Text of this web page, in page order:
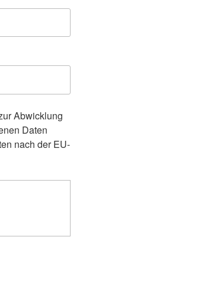
Abwicklung
Daten
nach der EU-